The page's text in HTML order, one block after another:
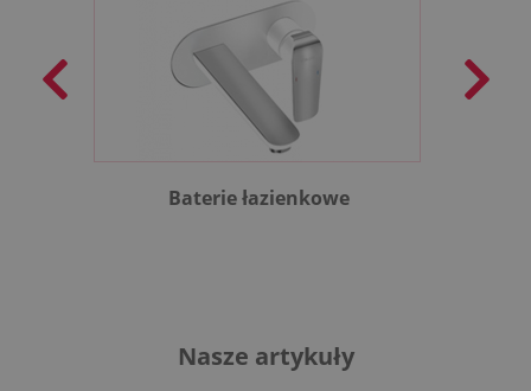
Baterie łazienkowe
Nasze artykuły